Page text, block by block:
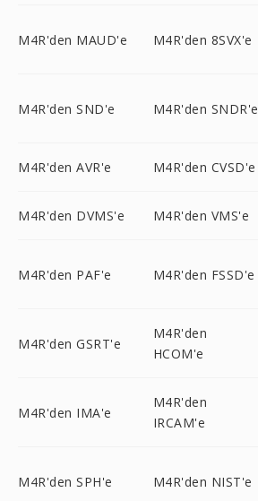
M4R'den MAUD'e M4R'den 8SVX'e
M4R'den SND'e M4R'den SNDR'e
M4R'den AVR'e M4R'den CVSD'e
M4R'den DVMS'e M4R'den VMS'e
M4R'den PAF'e M4R'den FSSD'e
M4R'den GSRT'e
M4R'den
HCOM'e
M4R'den IMA'e
M4R'den
IRCAM'e
M4R'den SPH'e M4R'den NIST'e